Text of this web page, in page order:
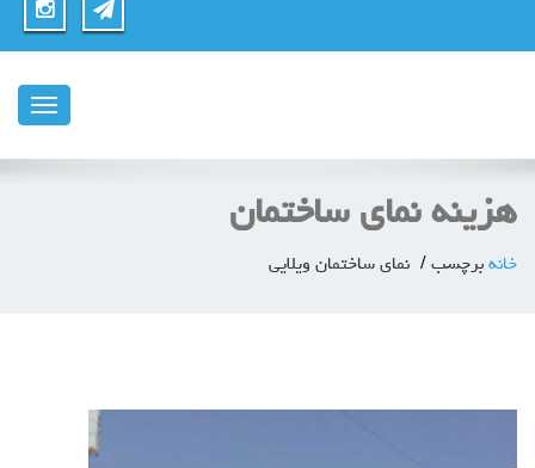
ناوبری
هزینه نمای ساختمان
خانه برچسب نمای ساختمان ویلایی